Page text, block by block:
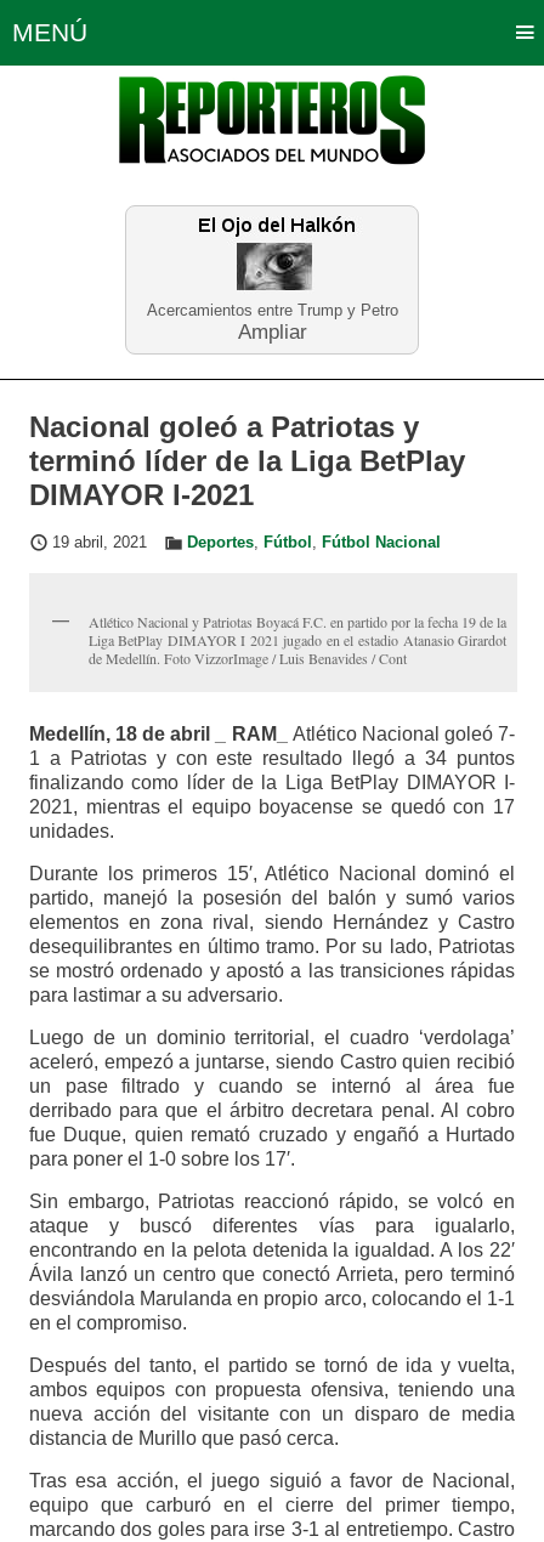
Acercamientos entre Trump y Petro
Ampliar
MENÚ
Política Opinión Bogotá
Planeta Tierra Deportes
Educación Neira
Nacional goleó a Patriotas y
terminó líder de la Liga BetPlay
DIMAYOR I-2021
19 abril, 2021 Deportes, Fútbol , Fútbol Nacional
Atlético Nacional y Patriotas Boyacá F.C. en partido por la fecha 19 de la
Liga BetPlay DIMAYOR I 2021 jugado en el estadio Atanasio Girardot
de Medellín. Foto VizzorImage / Luis Benavides / Cont
Medellín, 18 de abril _ RAM_
Atlético Nacional goleó 7-
1 a Patriotas y con este resultado llegó a 34 puntos
finalizando como líder de la Liga BetPlay DIMAYOR I-
2021, mientras el equipo boyacense se quedó con 17
unidades.
Durante los primeros 15′, Atlético Nacional dominó el
partido, manejó la posesión del balón y sumó varios
elementos en zona rival, siendo Hernández y Castro
desequilibrantes en último tramo. Por su lado, Patriotas
se mostró ordenado y apostó a las transiciones rápidas
para lastimar a su adversario.
Luego de un dominio territorial, el cuadro ‘verdolaga’
aceleró, empezó a juntarse, siendo Castro quien recibió
un pase filtrado y cuando se internó al área fue
derribado para que el árbitro decretara penal. Al cobro
fue Duque, quien remató cruzado y engañó a Hurtado
para poner el 1-0 sobre los 17′.
Sin embargo, Patriotas reaccionó rápido, se volcó en
ataque y buscó diferentes vías para igualarlo,
encontrando en la pelota detenida la igualdad. A los 22′
Ávila lanzó un centro que conectó Arrieta, pero terminó
desviándola Marulanda en propio arco, colocando el 1-1
en el compromiso.
Después del tanto, el partido se tornó de ida y vuelta,
ambos equipos con propuesta ofensiva, teniendo una
nueva acción del visitante con un disparo de media
distancia de Murillo que pasó cerca.
Tras esa acción, el juego siguió a favor de Nacional,
equipo que carburó en el cierre del primer tiempo,
marcando dos goles para irse 3-1 al entretiempo. Castro